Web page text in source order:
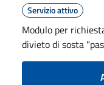
Servizio attivo
Modulo per
divieto di sosta